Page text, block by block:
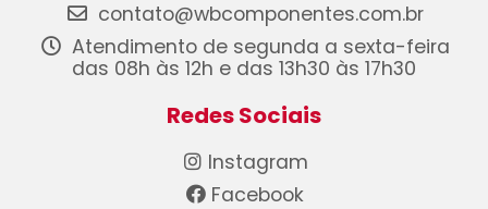
contato@wbcomponentes.com.br
Atendimento de segunda a sexta-feira
das 08h às 12h e das 13h30 às 17h30
Redes Sociais
Instagram
Facebook